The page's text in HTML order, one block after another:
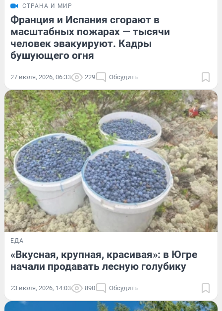
СТРАНА И МИР
Франция и Испания сгорают в
масштабных пожарах — тысячи
человек эвакуируют. Кадры
бушующего огня
27 июля, 2026, 06:33 229 Обсудить
ЕДА
«Вкусная, крупная, красивая»: в Югре
начали продавать лесную голубику
23 июля, 2026, 14:03 890 Обсудить